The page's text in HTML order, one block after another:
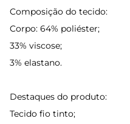
Composição do tecido:
Corpo: 64% poliéster;
33% viscose;
3% elastano.
Destaques do produto:
Tecido fio tinto;